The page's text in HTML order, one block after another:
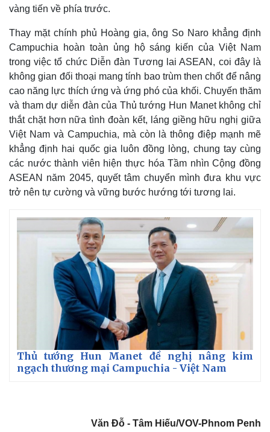
Thể thao
Bóng đá
Lịch thi đấu bóng đá
Thế giới thể thao
eSports
Ô tô - Xe máy
Ô tô
Xe máy
Tư vấn
vàng tiến về phía trước.
Thay mặt chính phủ Hoàng gia, ông So Naro khẳng định
Campuchia hoàn toàn ủng hộ sáng kiến của Việt Nam
trong việc tổ chức Diễn đàn Tương lai ASEAN, coi đây là
không gian đối thoại mang tính bao trùm then chốt để nâng
cao năng lực thích ứng và ứng phó của khối. Chuyến thăm
và tham dự diễn đàn của Thủ tướng Hun Manet không chỉ
thắt chặt hơn nữa tình đoàn kết, láng giềng hữu nghị giữa
Việt Nam và Campuchia, mà còn là thông điệp mạnh mẽ
khẳng định hai quốc gia luôn đồng lòng, chung tay cùng
các nước thành viên hiện thực hóa Tầm nhìn Cộng đồng
ASEAN năm 2045, quyết tâm chuyển mình đưa khu vực
trở nên tự cường và vững bước hướng tới tương lai.
Thủ tướng Hun Manet đề nghị nâng kim
ngạch thương mại Campuchia - Việt Nam
Văn Đỗ - Tâm Hiếu/VOV-Phnom Penh